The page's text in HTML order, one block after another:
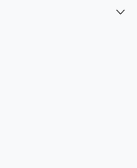
Hòa –
và phát
Khánh Hòa và Ninh
mà còn nâng cao
đoạn.